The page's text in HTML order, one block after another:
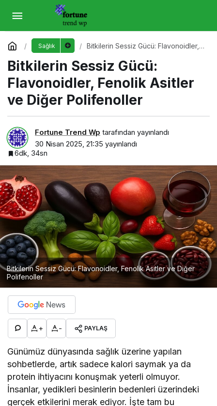
Sağlık
Bitkilerin Sessiz Gücü: Flavonoidler,
Bitkilerin Sessiz Gücü:
Flavonoidler, Fenolik Asitler
ve Diğer Polifenoller
Fortune Trend Wp tarafından yayınlandı
30 Nisan 2025, 21:35 yayınlandı
6dk, 34sn
Bitkilerin Sessiz Gücü: Flavonoidler, Fenolik Asitler ve Diğer
Polifenoller
+ - PAYLAŞ
Günümüz dünyasında sağlık üzerine yapılan
sohbetlerde, artık sadece kalori saymak ya da
protein ihtiyacını konuşmak yeterli olmuyor.
İnsanlar, yedikleri besinlerin bedenleri üzerindeki
gerçek etkilerini merak ediyor. İşte tam bu
Bitkilerin Sessiz Gücü: Flavonoidler, Fenolik
Asitler ve Diğer Polifenoller
Yorum Yap